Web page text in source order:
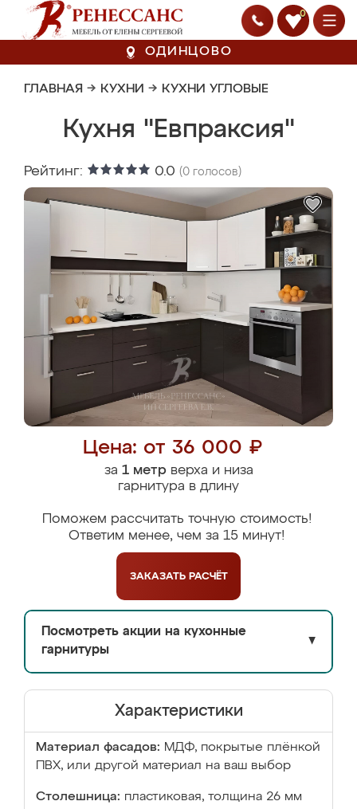
0
ОДИНЦОВО
ГЛАВНАЯ → КУХНИ → КУХНИ УГЛОВЫЕ
Кухня "Евпраксия"
Рейтинг: 0.0 (0 голосов)
Цена: от 36 000 ₽
за 1 метрверха и низа
гарнитура в длину
Поможем рассчитать точную стоимость!
Ответим менее, чем за 15 минут!
ЗАКАЗАТЬ РАСЧЁТ
Посмотреть акции на кухонные
гарнитуры
▼
Характеристики
Материал фасадов: МДФ, покрытые плёнкой
ПВХ, или другой материал на ваш выбор
Столешница: пластиковая, толщина 26 мм